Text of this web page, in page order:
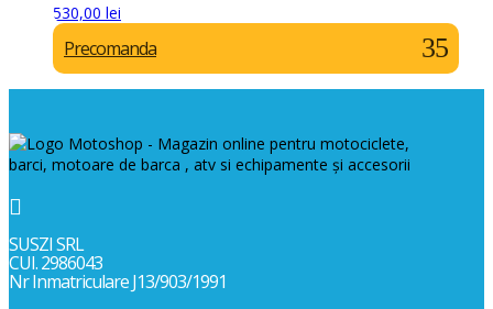
530,00 lei
Precomanda

SUSZI SRL
CUI. 2986043
Nr Inmatriculare J13/903/1991